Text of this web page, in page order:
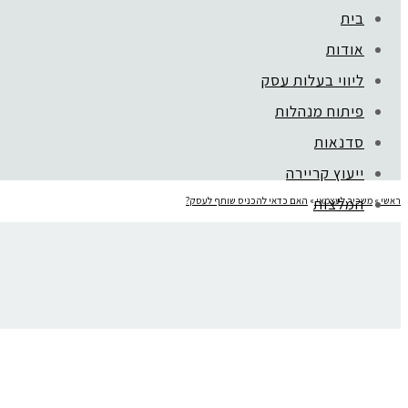
בית
אודות
ליווי בעלות עסק
פיתוח מנהלות
סדנאות
ייעוץ קריירה
המלצות
ראשי » משכיר לעצמאי» האם כדאי להכניס שותף לעסק?
קהילת סלוניקי 1, תל אביב |